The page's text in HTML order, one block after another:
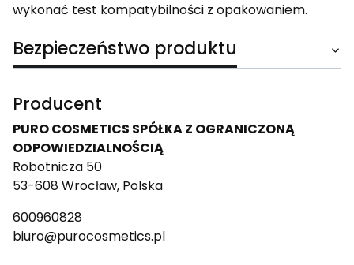
wykonać test kompatybilności z opakowaniem.
Bezpieczeństwo produktu
Producent
PURO COSMETICS SPÓŁKA Z OGRANICZONĄ
ODPOWIEDZIALNOŚCIĄ
Robotnicza 50
53-608 Wrocław, Polska
600960828
biuro@purocosmetics.pl